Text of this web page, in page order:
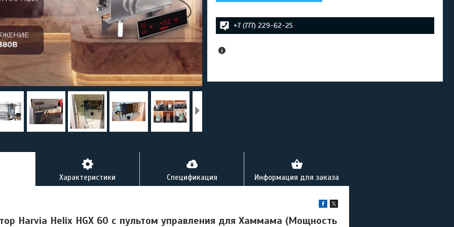
+7 (777) 229-62-25
Характеристики Спецификация Информация для заказа
Harvia Helix HGX 60 c пультом управления для Хаммама (Мощность